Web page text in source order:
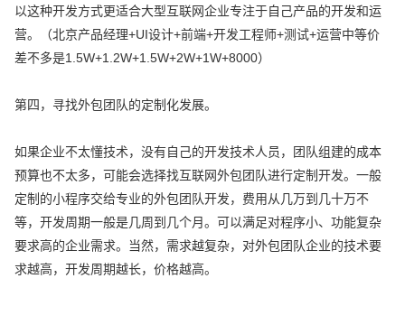
以这种开发方式更适合大型互联网企业专注于自己产品的开发和运
营。（北京产品经理+UI设计+前端+开发工程师+测试+运营中等价
差不多是1.5W+1.2W+1.5W+2W+1W+8000）
第四，寻找外包团队的定制化发展。
如果企业不太懂技术，没有自己的开发技术人员，团队组建的成本
预算也不太多，可能会选择找互联网外包团队进行定制开发。一般
定制的小程序交给专业的外包团队开发，费用从几万到几十万不
等，开发周期一般是几周到几个月。可以满足对程序小、功能复杂
要求高的企业需求。当然，需求越复杂，对外包团队企业的技术要
求越高，开发周期越长，价格越高。